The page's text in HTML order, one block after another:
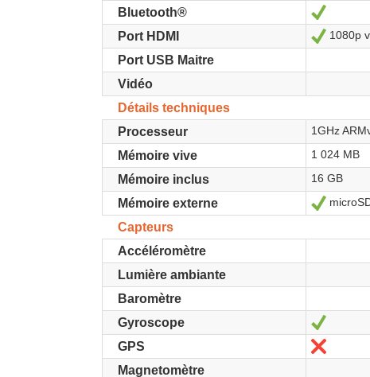
Bluetooth® Oui
Port HDMI Oui
1080p
Port USB Maitre
Vidéo
Détails techniques
Processeur
1GHz
Mémoire vive 1 024 MB
Mémoire inclus 16 GB
Mémoire externe Oui
Capteurs
Accéléromètre
Lumière ambiante
Baromètre
Gyroscope
GPS Non
Magnetomètre